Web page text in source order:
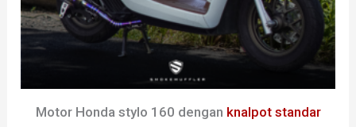
Motor Honda stylo 160 dengan knalpot standar